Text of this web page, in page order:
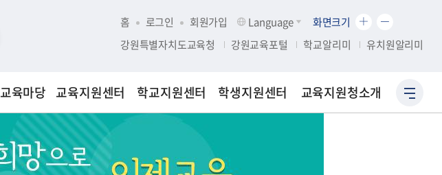
홈 로그인 회원가입 Language 화면크기
면
크
확
화
면
크
강원특별자치도교육청 강원교육포털 학교알리미 유치원알리미
교육마당 교육지원센터 학교지원센터 학생지원센터 교육지원청소개
사
이